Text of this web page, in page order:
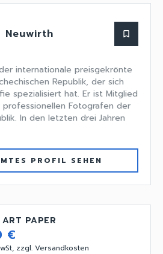
Neuwirth bookmark_border
internationale preisgekrönte
Republik, der sich
spezialisiert hat. Er ist Mitglied
Fotografen der
In den letzten drei Jahren
PROFIL SEHEN
ART PAPER
€
zzgl. Versandkosten